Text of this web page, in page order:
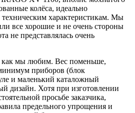
колёса, идеально
характеристикам. Мы
все хорошие и не очень стороны
не представлялась очень
как мы любим. Вес поменьше,
приборов (блок
и маленький каталожный
дизайн. Хотя при изготовлении
просьбе заказчика,
предельного упрощения и